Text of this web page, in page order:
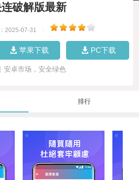
破解版最新
2025-07-31
苹果下载 PC下载
安卓市场，安全绿色
排行